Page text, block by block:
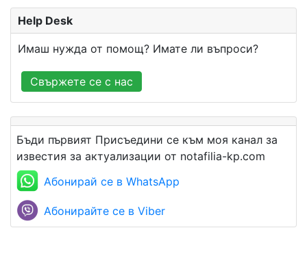
Help Desk
Имаш нужда от помощ? Имате ли въпроси?
Свържете се с нас
Бъди първият Присъедини се към моя канал за
известия за актуализации от notafilia-kp.com
Абонирай се в WhatsApp
Абонирайте се в Viber